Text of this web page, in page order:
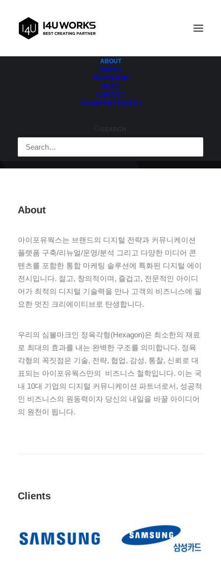
ABOUT
WORKS
NEWSROOM
BLOG
CONTACT
COMPANY PROFILE
It’s time for you.
About
아이포유웍스는 브랜드의 디지털 전략과 커뮤니케이션
플랫폼 구축/리뉴얼/운영/분석 그리고 다양한 미디어 콘
텐츠를 포함한 통합 마케팅 솔루션에 특화된 디지털 에이
전시입니다. 젊고, 창의적이며, 즐겁고, 전문적인 아이디
어가 최적의 디지털 기술력을 만나 고객의 비즈니스에 필
요한 멋진 크리에이티브로 탄생합니다.
우리의 심볼마크인 정육각형(Hexagon)은 최소한의 재료
로 최대의 효과를 내는 완벽한 구조를 의미합니다. 정육
각형의 꼭짓점은 기술, 전략, 협업, 감성, 통찰, 신뢰로 대
표되는 아이포유웍스만의 비즈니스 철학입니다. 이는 국
내 10대 기업의 디지털 커뮤니케이션 파트너로서, 성공적
인 비즈니스의 원동력이자 당신의 내일을 바꿀 아이디어
의 원천이 됩니다.
Clients